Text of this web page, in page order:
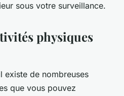
sous votre surveillance.
physiques
existe de nombreuses
que vous pouvez